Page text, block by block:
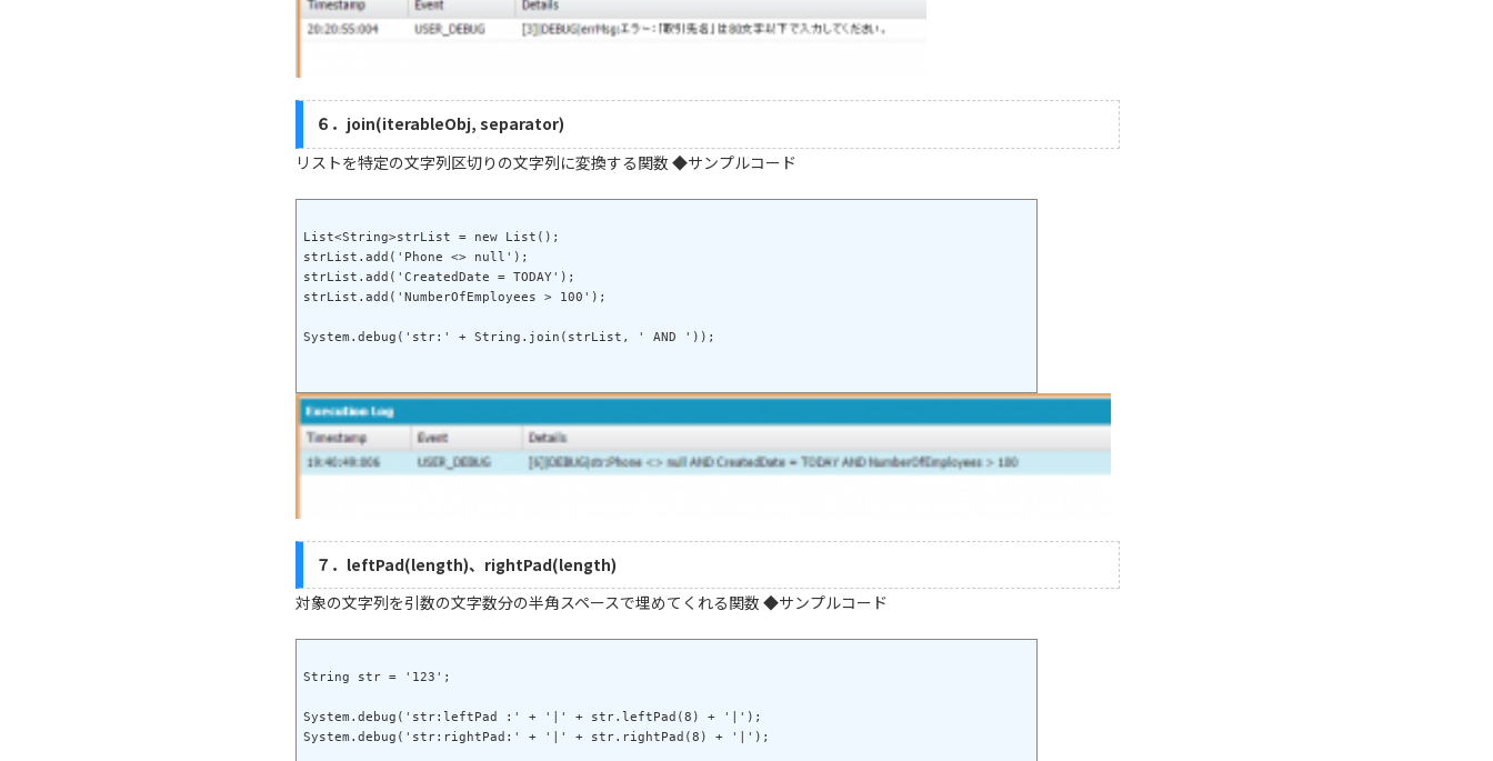
６．join(iterableObj, separator)
リストを特定の文字列区切りの文字列に変換する関数 ◆サンプルコード
List<String>strList = new List();
strList.add('Phone <> null');
strList.add('CreatedDate = TODAY');
strList.add('NumberOfEmployees > 100');
７．leftPad(length)、rightPad(length)
対象の文字列を引数の文字数分の半角スペースで埋めてくれる関数 ◆サンプルコード
String str = '123';
System.debug('str:leftPad :' + '|' + str.leftPad(8) + '|');